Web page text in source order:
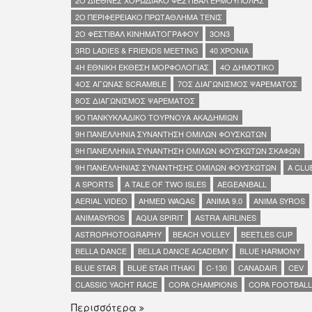
2Ο ΠΕΡΙΦΕΡΕΙΑΚΟ ΠΡΩΤΑΘΛΗΜΑ ΤΕΝΙΣ
2Ο ΦΕΣΤΙΒΑΛ ΚΙΝΗΜΑΤΟΓΡΑΦΟΥ
3ON3
3RD LADIES & FRIENDS MEETING
40 ΧΡΟΝΙΑ
4Η ΕΘΝΙΚΗ ΕΚΘΕΣΗ ΜΟΡΦΟΛΟΓΙΑΣ
4Ο ΔΗΜΟΤΙΚΟ
4ΟΣ ΑΓΩΝΑΣ SCRAMBLE
7ΟΣ ΔΙΑΓΩΝΙΣΜΟΣ ΨΑΡΕΜΑΤΟΣ
8ΟΣ ΔΙΑΓΩΝΙΣΜΟΣ ΨΑΡΕΜΑΤΟΣ
9O ΠΑΝΚΥΚΛΑΔΙΚΟ ΤΟΥΡΝΟΥΑ ΑΚΑΔΗΜΙΩΝ
9Η ΠΑΝΕΛΛΗΝΙΑ ΣΥΝΑΝΤΗΣΗ ΟΜΙΛΩΝ ΦΟΥΣΚΩΤΩΝ
9Η ΠΑΝΕΛΛΗΝΙΑ ΣΥΝΑΝΤΗΣΗ ΟΜΙΛΩΝ ΦΟΥΣΚΩΤΩΝ ΣΚΑΦΩΝ
9Η ΠΑΝΕΛΛΗΝΙΑΣ ΣΥΝΑΝΤΗΣΗΣ ΟΜΙΛΩΝ ΦΟΥΣΚΩΤΩΝ
A
A SPORTS
A TALE OF TWO ISLES
AEGEANBALL
AERIAL VIDEO
AHMED WAQAS ANIMA 9.0
ANIMA SYROS
ANIΜΑSYROS
AQUA SPIRIT
ASTRA AIRLINES
ASTROPHOTOGRAPHY
BEACH VOLLEY
BEETLES CUP
BELLA DANCE
BELLA DANCE ACADEMY
BLUE HARMONY
BLUE STAR
BLUE STAR ITHAKI C-130 CANADAIR
CEV
CLASSIC YACHT RACE
COPA CHAMPIONS COPA FOOTBALL
Περισσότερα